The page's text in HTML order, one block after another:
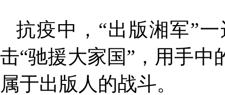
抗疫中，“出版湘军”
击“驰援大家国”，用手
属于出版人的战斗。